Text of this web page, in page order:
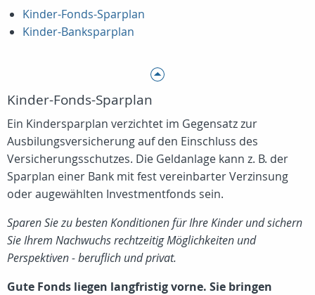
Kinder-Fonds-Sparplan
Kinder-Banksparplan
Kinder-Fonds-Sparplan
Ein Kindersparplan verzichtet im Gegensatz zur
Ausbilungsversicherung auf den Einschluss des
Versicherungsschutzes. Die Geldanlage kann z. B. der
Sparplan einer Bank mit fest vereinbarter Verzinsung
oder augewählten Investmentfonds sein.
Sparen Sie zu besten Konditionen für Ihre Kinder und sichern
Sie Ihrem Nachwuchs rechtzeitig Möglichkeiten und
Perspektiven - beruflich und privat.
Gute Fonds liegen langfristig vorne. Sie bringen